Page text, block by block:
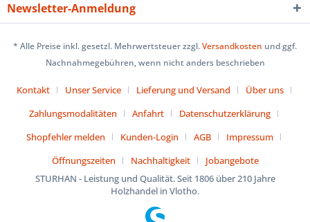
Newsletter-Anmeldung
* Alle Preise inkl. gesetzl. Mehrwertsteuer zzgl.Versandkosten und ggf.
Nachnahmegebühren, wenn nicht anders beschrieben
Kontakt Unser Service Lieferung und Versand
Über uns
Zahlungsmodalitäten
Anfahrt
Datenschutzerklärung
Shopfehler melden
Kunden-Login AGB
Impressum
Öffnungszeiten
Nachhaltigkeit
Jobangebote
STURHAN - Leistung und Qualität. Seit 1806 über 210 Jahre
Holzhandel in Vlotho.